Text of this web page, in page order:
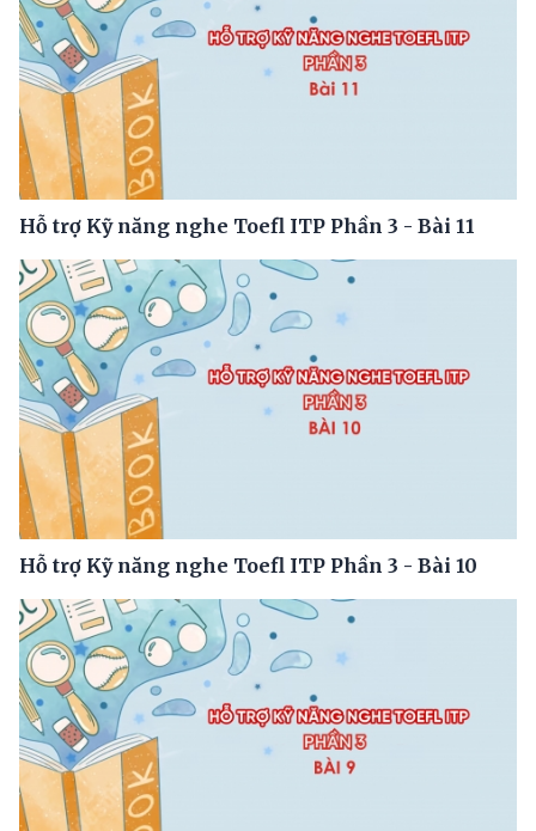
Hỗ trợ Kỹ năng nghe Toefl ITP Phần 3 - Bài 11
Hỗ trợ Kỹ năng nghe Toefl ITP Phần 3 - Bài 10